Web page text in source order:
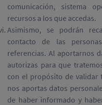
comunicación, sistema
recursos a los que accedas.
Asimismo, se podrán
contacto de las
referencias. Al aportarnos
autorizas para que
con el propósito de validar
nos aportas datos
de haber informado y